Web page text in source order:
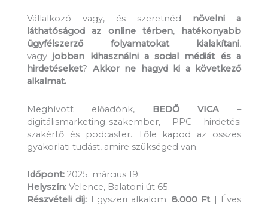
Vállalkozó vagy, és szeretnéd növelni a
láthatóságod az online térben,
hatékonyabb
ügyfélszerző folyamatokat kialakítani,
vagyjobban kihasználni a social médiát és a
hirdetéseket? Akkor ne hagyd ki a következő
alkalmat.
Meghívott előadónk, BEDŐ VICA–
digitálismarketing-szakember, PPC hirdetési
szakértő és podcaster. Tőle kapod az összes
gyakorlati tudást, amire szükséged van.
Időpont: 2025. március 19.
Helyszín: Velence, Balatoni út 65.
Részvételi díj: Egyszeri alkalom:8.000 Ft| Éves